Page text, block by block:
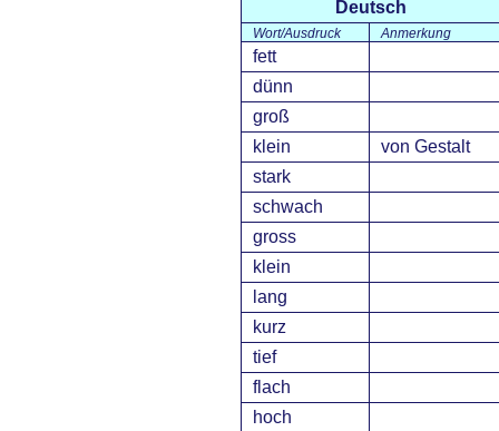
Deutsch
Wort/Ausdruck Anmerkung
fett
dünn
groß
klein
von Gestalt
stark
schwach
gross
klein
lang
kurz
tief
flach
hoch